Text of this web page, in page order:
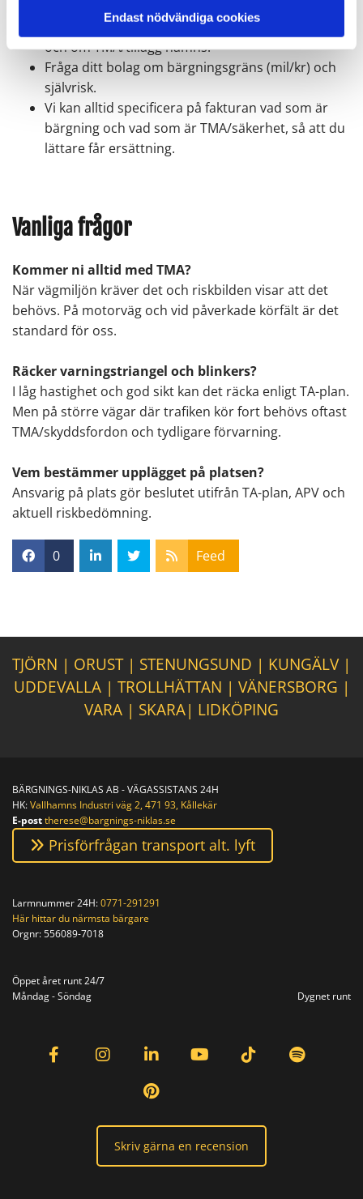
Endast nödvändiga cookies
Kolla din försäkring: står det assistans/räddning
och om TMA/tillägg nämns.
Fråga ditt bolag om bärgningsgräns (mil/kr) och
självrisk.
Vi kan alltid specificera på fakturan vad som är
bärgning och vad som är TMA/säkerhet, så att du
lättare får ersättning.
Vanliga frågor
Kommer ni alltid med TMA?
När vägmiljön kräver det och riskbilden visar att det
behövs. På motorväg och vid påverkade körfält är det
standard för oss.
Räcker varningstriangel och blinkers?
I låg hastighet och god sikt kan det räcka enligt TA-plan.
Men på större vägar där trafiken kör fort behövs oftast
TMA/skyddsfordon och tydligare förvarning.
Vem bestämmer upplägget på platsen?
Ansvarig på plats gör beslutet utifrån TA-plan, APV och
aktuell riskbedömning.
0 Feed
TJÖRN | ORUST| STENUNGSUND | KUNGÄLV|
UDDEVALLA| TROLLHÄTTAN | VÄNERSBORG |
VARA | SKARA| LIDKÖPING
BÄRGNINGS-NIKLAS AB - VÄGASSISTANS 24H
HK:Vallhamns Industri väg 2, 471 93, Kållekär
E-posttherese@bargnings-niklas.se
Prisförfrågan transport alt. lyft
Larmnummer 24H:0771-291291
Här hittar du närmsta bärgare
Orgnr:556089-7018
Öppet året runt 24/7
Måndag - Söndag
Dygnet runt
Skriv gärna en recension